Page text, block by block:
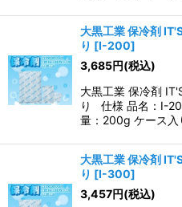
大黒工業 保冷剤
り [I-200]
3,685円(税込)
大黒工業 保冷剤
り 仕様 品名：I-
量：200g ケース
大黒工業 保冷剤
り [I-300]
3,457円(税込)